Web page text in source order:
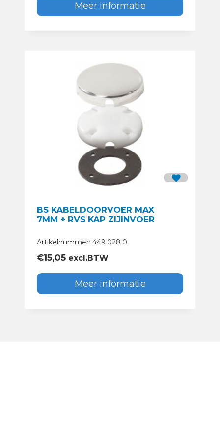
Meer informatie
BS KABELDOORVOER MAX
7MM + RVS KAP ZIJINVOER
Artikelnummer: 449.028.0
€15,05 excl.BTW
Meer informatie